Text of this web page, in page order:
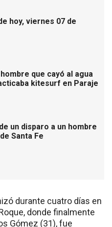
hoy, viernes 07 de
hombre que cayó al agua
kitesurf en Paraje
un disparo a un hombre
Santa Fe
durante cuatro días en
donde finalmente
Gómez (31), fue